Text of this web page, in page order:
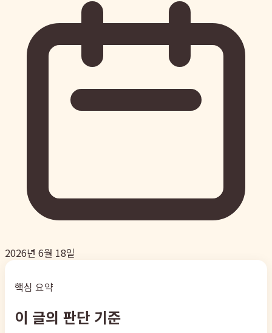
2026년 6월 18일
핵심 요약
이 글의 판단 기준